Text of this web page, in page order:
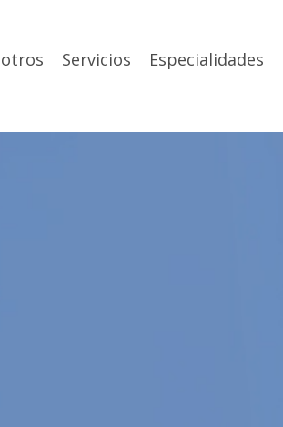
Servicios Especialidades